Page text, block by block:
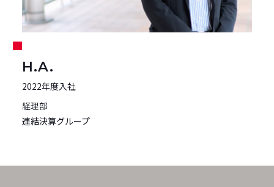
H.A.
2022年度入社
経理部
連結決算グループ